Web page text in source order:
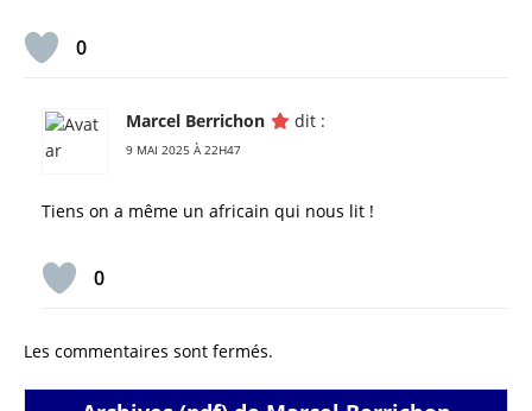
0
Marcel Berrichon dit :
9 MAI 2025 À 22H47
Tiens on a même un africain qui nous lit !
0
Les commentaires sont fermés.